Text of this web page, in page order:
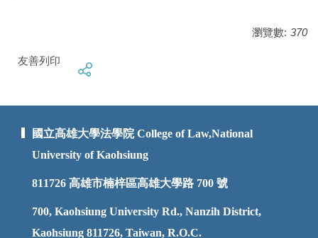
瀏覽數: 370
友善列印
國立高雄大學法學院 College of Law,National
University of Kaohsiung
811726 高雄市楠梓區高雄大學路 700 號
700, Kaohsiung University Rd., Nanzih District,
Kaohsiung 811726, Taiwan, R.O.C.